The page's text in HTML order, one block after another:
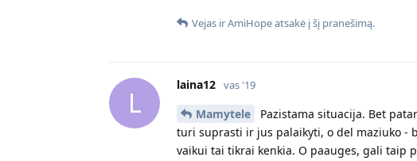
Vejas irAmiHopeatsakė į šį pranešimą.
L
laina12 vas '19
Mamytele
Pazistama situacija. Bet
turi suprasti ir jus palaikyti, o del maziuko -
vaikui tai tikrai kenkia. O paauges, gali taip